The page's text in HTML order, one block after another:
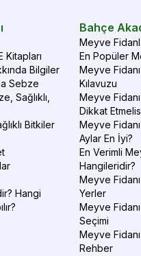
Kitapları
Bilgiler
Sebze
Sağlıklı,
Bitkiler
Hangi
Bahçe
Meyve
En Popüler
Meyve
Kılavuzu
Meyve
Dikkat
Meyve
Aylar En İyi?
En Verimli
Hangileridir?
Meyve
Yerler
Meyve
Seçimi
Meyve Fidanı
Rehber